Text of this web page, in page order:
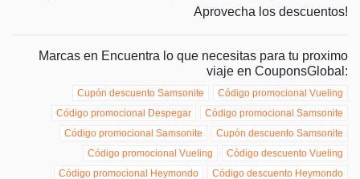
Aprovecha los descuentos!
Marcas en Encuentra lo que necesitas para tu proximo
viaje en CouponsGlobal:
Código promocional Vueling
Cupón descuento Samsonite
Código promocional Samsonite
Código promocional Despegar
Cupón descuento Samsonite
Código promocional Samsonite
Código descuento Vueling
Código promocional Vueling
Código descuento Heymondo
Código promocional Heymondo